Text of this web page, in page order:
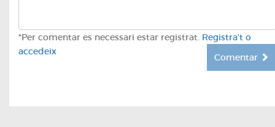
*Per comentar es necessari estar registrat. Registra't o
accedeix
Comentar